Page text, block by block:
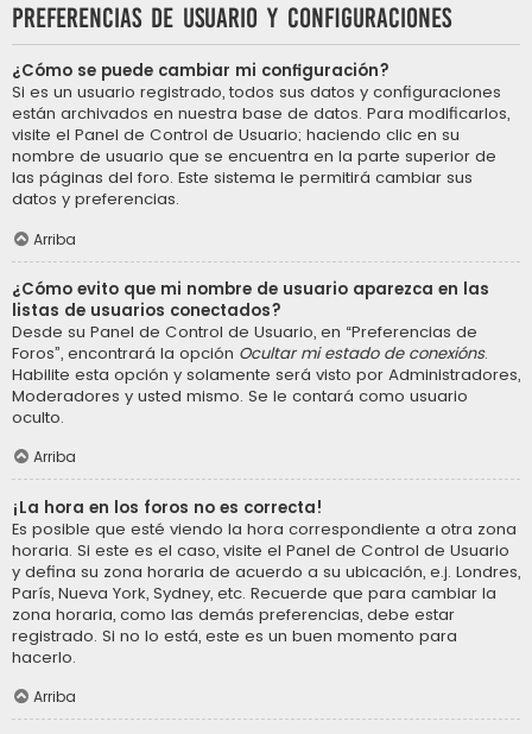
Preferencias de usuario y configuraciones
¿Cómo se puede cambiar mi configuración?
Si es un usuario registrado, todos sus datos y configuraciones
están archivados en nuestra base de datos. Para modificarlos,
visite el Panel de Control de Usuario; haciendo clic en su
nombre de usuario que se encuentra en la parte superior de
las páginas del foro. Este sistema le permitirá cambiar sus
datos y preferencias.
Arriba
¿Cómo evito que mi nombre de usuario aparezca en las
listas de usuarios conectados?
Desde su Panel de Control de Usuario, en “Preferencias de
Foros”, encontrará la opción Ocultar mi estado de conexións.
Habilite esta opción y solamente será visto por Administradores,
Moderadores y usted mismo. Se le contará como usuario
oculto.
Arriba
¡La hora en los foros no es correcta!
Es posible que esté viendo la hora correspondiente a otra zona
horaria. Si este es el caso, visite el Panel de Control de Usuario
y defina su zona horaria de acuerdo a su ubicación, e.j. Londres,
París, Nueva York, Sydney, etc. Recuerde que para cambiar la
zona horaria, como las demás preferencias, debe estar
registrado. Si no lo está, este es un buen momento para
hacerlo.
Arriba